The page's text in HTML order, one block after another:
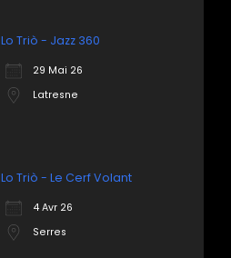
Lo Triò - Jazz 360
29 Mai 26
Latresne
Lo Triò - Le Cerf Volant
4 Avr 26
Serres